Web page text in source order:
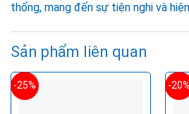
thống, mang đến sự tiện nghi và
Sản phẩm liên quan
-25% -20%